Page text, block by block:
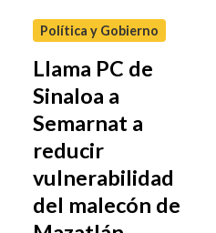
Política y Gobierno
Llama PC de
Sinaloa a
Semarnat a
reducir
vulnerabilidad
del malecón de